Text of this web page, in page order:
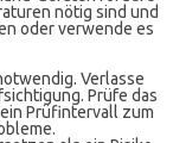
nötig sind und
oder verwende es
Verlasse
Prüfe das
Prüfintervall zum